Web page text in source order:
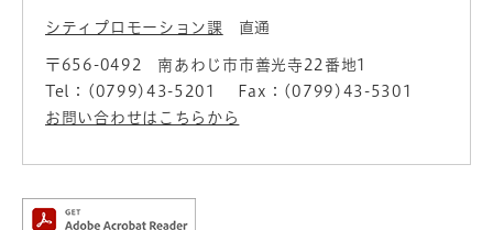
シティプロモーション課 直通
〒656-0492
南あわじ市市善光寺22番地1
Tel：(0799)43-5201
Fax：(0799)43-5301
お問い合わせはこちらから